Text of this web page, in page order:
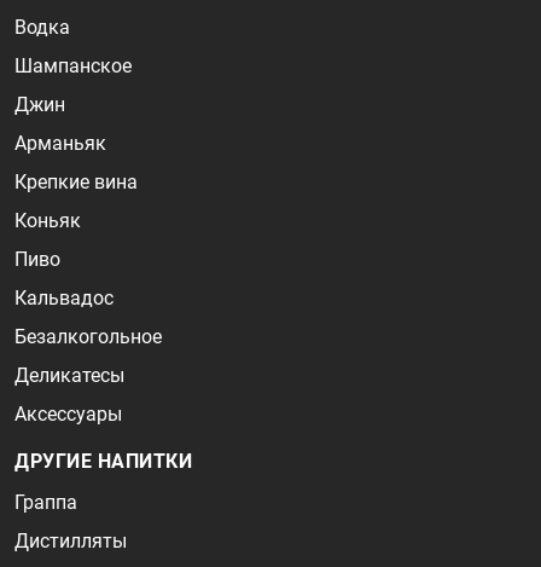
Водка
Шампанское
Джин
Арманьяк
Крепкие вина
Коньяк
Пиво
Кальвадос
Безалкогольное
Деликатесы
Аксессуары
ДРУГИЕ НАПИТКИ
Граппа
Дистилляты